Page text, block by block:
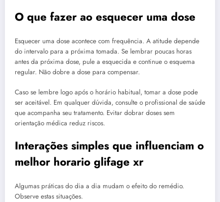
O que fazer ao esquecer uma dose
Esquecer uma dose acontece com frequência. A atitude depende
do intervalo para a próxima tomada. Se lembrar poucas horas
antes da próxima dose, pule a esquecida e continue o esquema
regular. Não dobre a dose para compensar.
Caso se lembre logo após o horário habitual, tomar a dose pode
ser aceitável. Em qualquer dúvida, consulte o profissional de saúde
que acompanha seu tratamento. Evitar dobrar doses sem
orientação médica reduz riscos.
Interações simples que influenciam o
melhor horario glifage xr
Algumas práticas do dia a dia mudam o efeito do remédio.
Observe estas situações.